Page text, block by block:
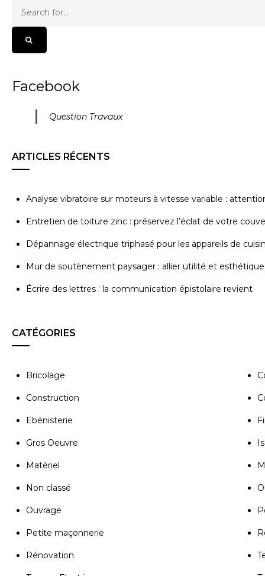
Facebook
Question Travaux
ARTICLES RÉCENTS
Analyse vibratoire sur moteurs à vitesse variable :
Entretien de toiture zinc : préservez l’éclat de votre
Dépannage électrique triphasé pour les appareils de
Mur de soutènement paysager : allier utilité et esthétique
Écrire des lettres : la communication épistolaire revient
CATÉGORIES
Bricolage
Construction
Ebénisterie
Gros Oeuvre
Matériel
Non classé
Ouvrage
Petite maçonnerie
Rénovation